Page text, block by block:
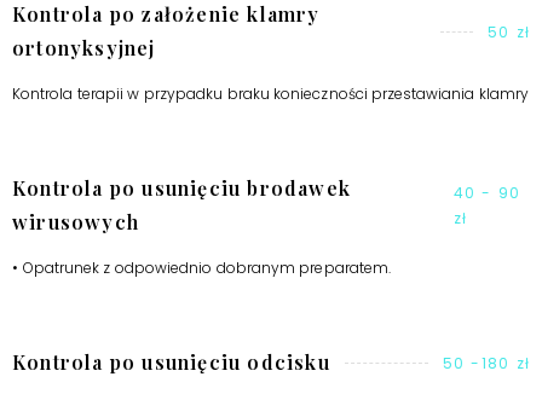
Kontrola po założenie klamry
ortonyksyjnej
50 zł
Kontrola terapii w przypadku braku konieczności przestawiania klamry
Kontrola po usunięciu brodawek
wirusowych
40 - 90
zł
• Opatrunek z odpowiednio dobranym preparatem.
Kontrola po usunięciu odcisku 50 -180 zł